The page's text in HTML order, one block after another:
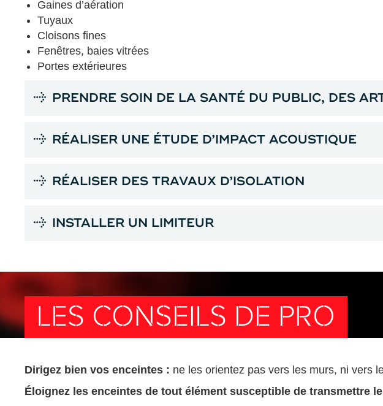
Gaines d’aération
Tuyaux
Cloisons fines
Fenêtres, baies vitrées
Portes extérieures
PRENDRE SOIN DE LA SANTÉ DU PUBLIC, DES
RÉALISER UNE ÉTUDE D’IMPACT ACOUSTIQUE
RÉALISER DES TRAVAUX D’ISOLATION
INSTALLER UN LIMITEUR
LES CONSEILS DE PRO
Dirigez bien vos enceintes : ne les orientez pas vers les murs, ni vers
Éloignez les enceintes de tout élément susceptible de transmettre